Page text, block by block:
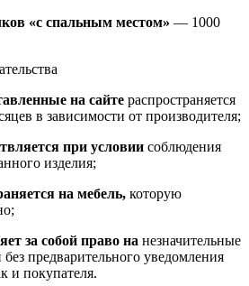
«с спальным местом» — 1000
на сайте распространяется
в зависимости от производителя;
при условии соблюдения
изделия;
на мебель, которую
за собой право на незначительные
предварительного уведомления
и покупателя.